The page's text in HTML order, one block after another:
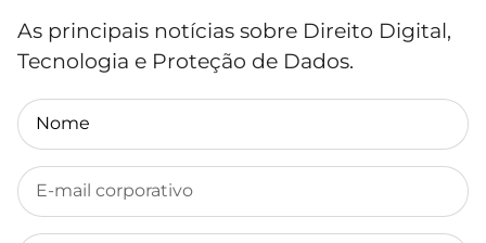
As principais notícias sobre Direito Digital,
Tecnologia e Proteção de Dados.